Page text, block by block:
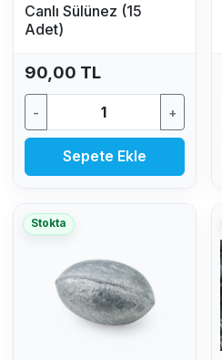
Canlı Sülünez (15
Adet)
90,00 TL
- +
Sepete Ekle
Stokta